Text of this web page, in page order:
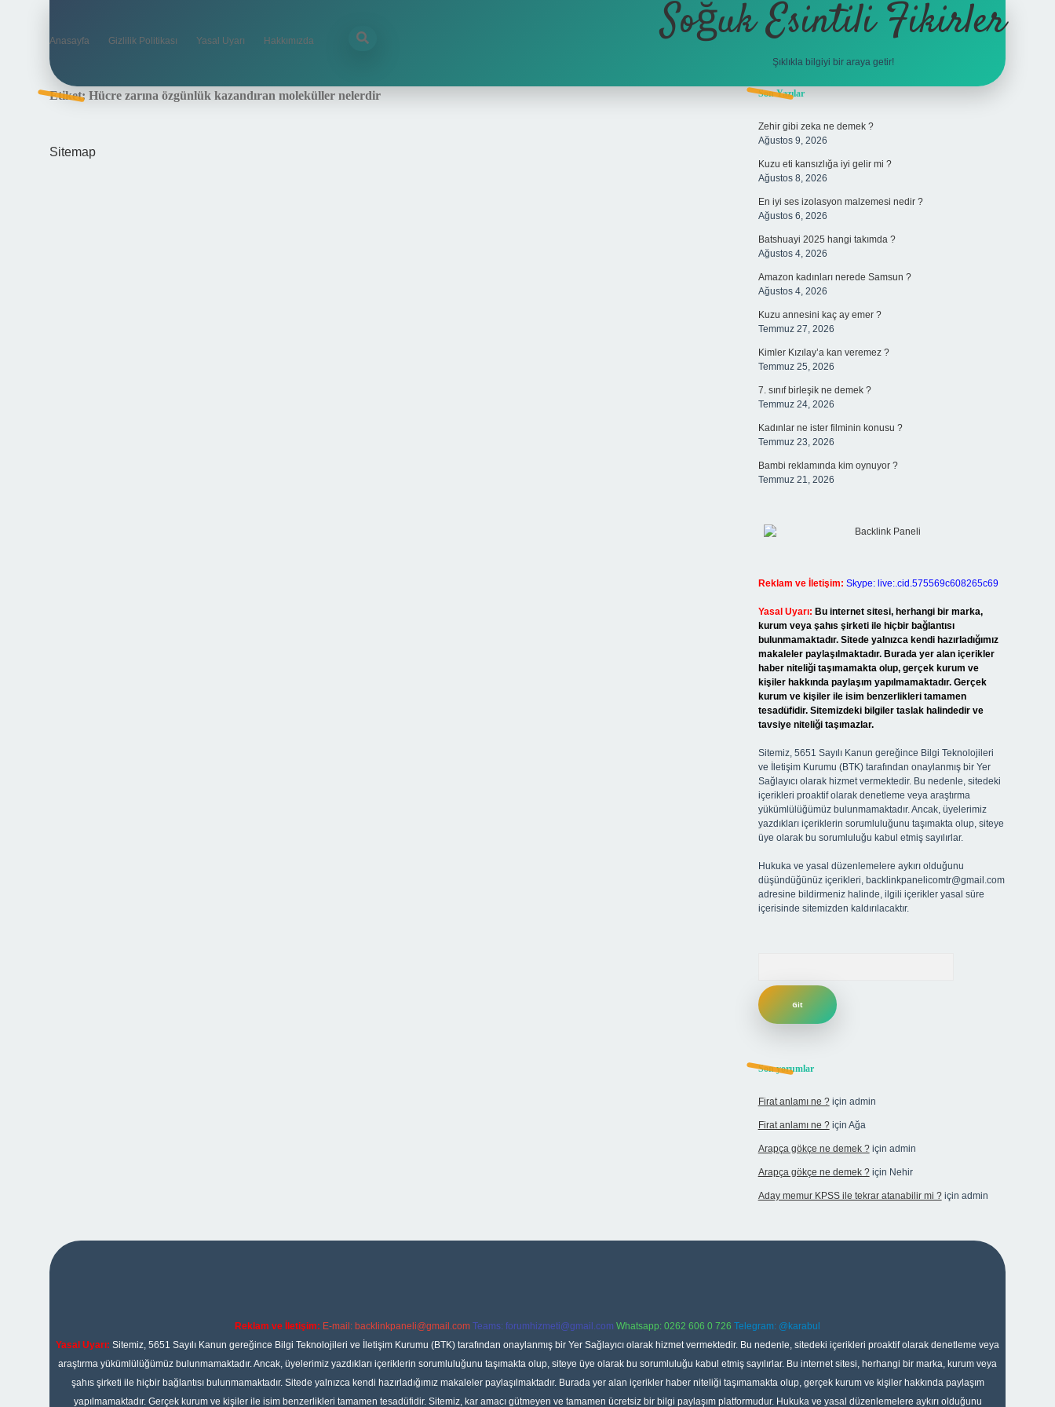
Anasayfa Gizlilik Politikası Yasal Uyarı Hakkımızda Soğuk Esintili Fikirler
Şıklıkla bilgiyi bir araya getir!
Etiket: Hücre zarına özgünlük kazandıran moleküller nelerdir
Sitemap
Sidebar
Son Yazılar
Zehir gibi zeka ne demek ?
Ağustos 9, 2026
Kuzu eti kansızlığa iyi gelir mi ?
Ağustos 8, 2026
En iyi ses izolasyon malzemesi nedir ?
Ağustos 6, 2026
Batshuayi 2025 hangi takımda ?
Ağustos 4, 2026
Amazon kadınları nerede Samsun ?
Ağustos 4, 2026
Kuzu annesini kaç ay emer ?
Temmuz 27, 2026
Kimler Kızılay’a kan veremez ?
Temmuz 25, 2026
7. sınıf birleşik ne demek ?
Temmuz 24, 2026
Kadınlar ne ister filminin konusu ?
Temmuz 23, 2026
Bambi reklamında kim oynuyor ?
Temmuz 21, 2026
Reklam ve İletişim: Skype: live:.cid.575569c608265c69
Yasal Uyarı: Bu internet sitesi, herhangi bir marka,
kurum veya şahıs şirketi ile hiçbir bağlantısı
bulunmamaktadır. Sitede yalnızca kendi hazırladığımız
makaleler paylaşılmaktadır. Burada yer alan içerikler
haber niteliği taşımamakta olup, gerçek kurum ve
kişiler hakkında paylaşım yapılmamaktadır. Gerçek
kurum ve kişiler ile isim benzerlikleri tamamen
tesadüfidir. Sitemizdeki bilgiler taslak halindedir ve
tavsiye niteliği taşımazlar.
Sitemiz, 5651 Sayılı Kanun gereğince Bilgi Teknolojileri
ve İletişim Kurumu (BTK) tarafından onaylanmış bir Yer
Sağlayıcı olarak hizmet vermektedir. Bu nedenle, sitedeki
içerikleri proaktif olarak denetleme veya araştırma
yükümlülüğümüz bulunmamaktadır. Ancak, üyelerimiz
yazdıkları içeriklerin sorumluluğunu taşımakta olup, siteye
üye olarak bu sorumluluğu kabul etmiş sayılırlar.
Hukuka ve yasal düzenlemelere aykırı olduğunu
düşündüğünüz içerikleri, backlinkpanelicomtr@gmail.com
adresine bildirmeniz halinde, ilgili içerikler yasal süre
içerisinde sitemizden kaldırılacaktır.
Son yorumlar
Firat anlamı ne ?için admin
Firat anlamı ne ?için Ağa
Arapça gökçe ne demek ?için admin
Arapça gökçe ne demek ?için Nehir
Aday memur KPSS ile tekrar atanabilir mi ?için admin
Reklam ve İletişim: E-mail: backlinkpaneli@gmail.com Teams: forumhizmeti@gmail.com Whatsapp: 0262 606 0 726 Telegram: @karabul
Yasal Uyarı: Sitemiz, 5651 Sayılı Kanun gereğince Bilgi Teknolojileri ve İletişim Kurumu (BTK) tarafından onaylanmış bir Yer Sağlayıcı olarak hizmet vermektedir. Bu nedenle, sitedeki içerikleri proaktif olarak denetleme veya
araştırma yükümlülüğümüz bulunmamaktadır. Ancak, üyelerimiz yazdıkları içeriklerin sorumluluğunu taşımakta olup, siteye üye olarak bu sorumluluğu kabul etmiş sayılırlar. Bu internet sitesi, herhangi bir marka, kurum veya
şahıs şirketi ile hiçbir bağlantısı bulunmamaktadır. Sitede yalnızca kendi hazırladığımız makaleler paylaşılmaktadır. Burada yer alan içerikler haber niteliği taşımamakta olup, gerçek kurum ve kişiler hakkında paylaşım
yapılmamaktadır. Gerçek kurum ve kişiler ile isim benzerlikleri tamamen tesadüfidir. Sitemiz, kar amacı gütmeyen ve tamamen ücretsiz bir bilgi paylaşım platformudur. Hukuka ve yasal düzenlemelere aykırı olduğunu